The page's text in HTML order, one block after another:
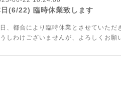
(6/22) 臨時休業致します
、都合により臨時休業とさせていた
しわけございませんが、よろしくお願